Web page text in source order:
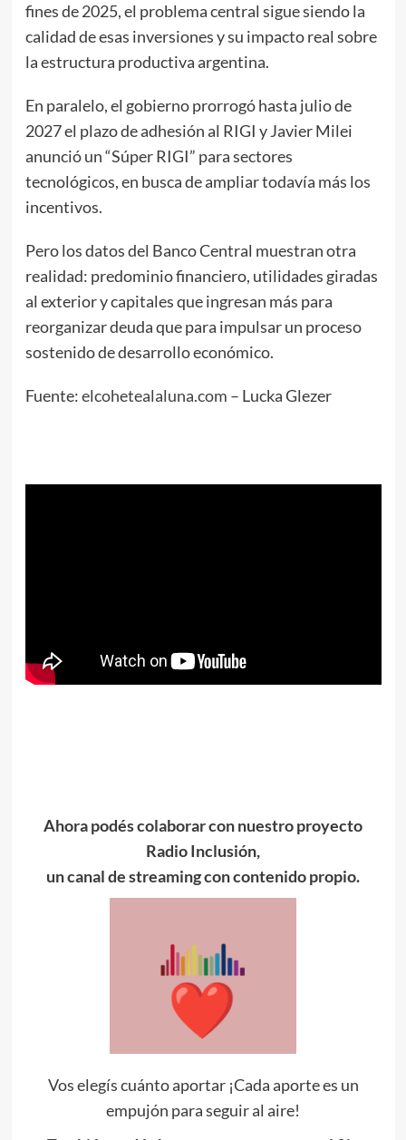
fines de 2025, el problema central sigue siendo la
calidad de esas inversiones y su impacto real sobre
la estructura productiva argentina.
En paralelo, el gobierno prorrogó hasta julio de
2027 el plazo de adhesión al RIGI y Javier Milei
anunció un “Súper RIGI” para sectores
tecnológicos, en busca de ampliar todavía más los
incentivos.
Pero los datos del Banco Central muestran otra
realidad: predominio financiero, utilidades giradas
al exterior y capitales que ingresan más para
reorganizar deuda que para impulsar un proceso
sostenido de desarrollo económico.
Fuente:elcohetealaluna.com – Lucka Glezer
Ahora podés colaborar con nuestro proyecto
Radio Inclusión,
un canal de streaming con contenido propio.
Vos elegís cuánto aportar ¡Cada aporte es un
empujón para seguir al aire!